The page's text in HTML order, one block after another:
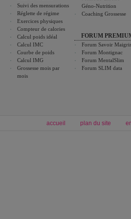
Suivi des mensurations
Réglette de régime
Exercices physiques
Compteur de calories
Calcul poids idéal
Calcul IMC
Courbe de poids
Calcul IMG
Grossesse mois par
mois
Géno-Nutrition
Coaching Grossesse
FORUM
Forum Savoir Maigrir
Forum Montignac
Forum MentalSlim
Forum SLIM data
accueil plan du site